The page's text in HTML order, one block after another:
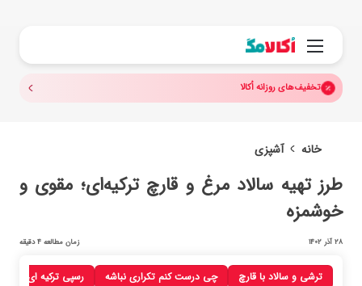
منو
تخفیف‌های روزانه اُکالا
خانه آشپزی
ترشی و سالاد با قارچ چی درست کنم تکراری نباشه رسپی‌ ترکیه ای
طرز تهیه سالاد مرغ و قارچ ترکیه‌ای؛ مقوی و
خوشمزه
28 آذر 1402 زمان مطالعه 4 دقیقه